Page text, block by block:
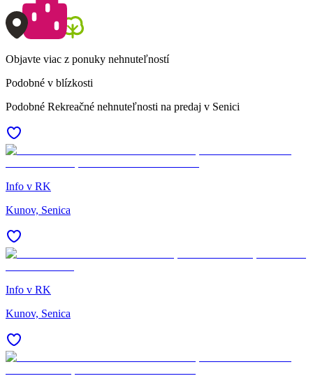
Objavte viac z ponuky nehnuteľností
Podobné v blízkosti
Podobné Rekreačné nehnuteľnosti na predaj v Senici
Info v RK
Kunov, Senica
Info v RK
Kunov, Senica